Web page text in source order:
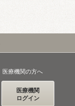
医療機関の方へ
医療機関
ログイン